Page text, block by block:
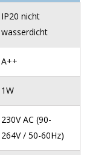
IP20 nicht
wasserdicht
A++
1W
230V AC (90-
264V / 50-60Hz)